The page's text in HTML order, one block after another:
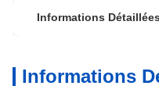
Informations Détaillées
Informations